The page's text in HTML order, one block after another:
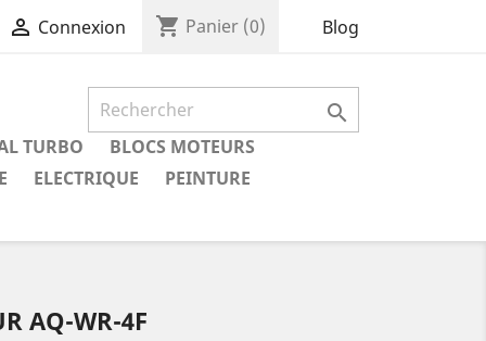
 Connexion shopping_cart Panier (0) Blog

TURBO
BLOCS MOTEURS
ELECTRIQUE PEINTURE
AQ-WR-4F